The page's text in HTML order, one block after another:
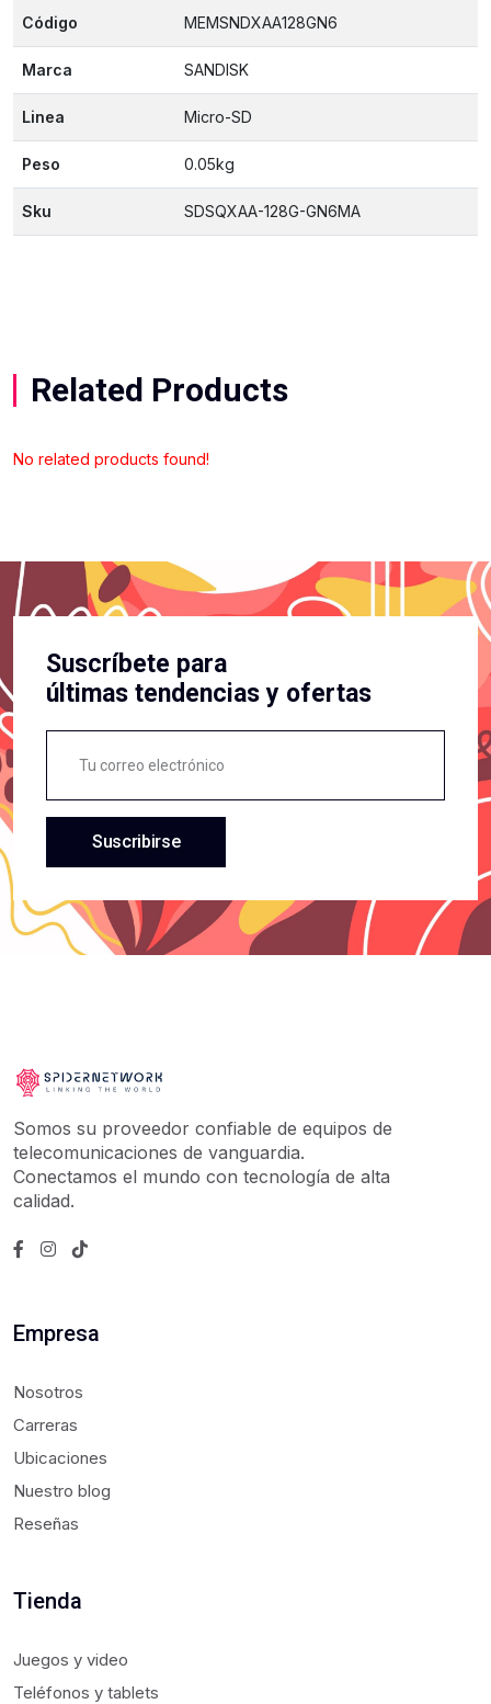
Código MEMSNDXAA128GN6
Marca SANDISK
Linea Micro-SD
Peso 0.05kg
Sku SDSQXAA-128G-GN6MA
Related Products
No related products found!
Suscríbete para
últimas tendencias y ofertas
Suscribirse
Somos su proveedor confiable de equipos de
telecomunicaciones de vanguardia.
Conectamos el mundo con tecnología de alta
calidad.
Empresa
Nosotros
Carreras
Ubicaciones
Nuestro blog
Reseñas
Tienda
Juegos y video
Teléfonos y tablets